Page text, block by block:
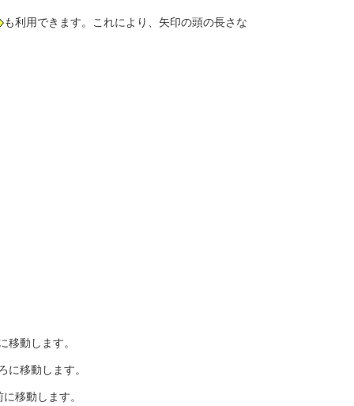
も利用できます。これにより、矢印の頭の長さな
動します。
移動します。
移動します。